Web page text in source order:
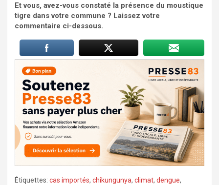
Et vous, avez-vous constaté la présence du moustique
tigre dans votre commune ? Laissez votre
commentaire ci-dessous.
Étiquettes: cas importés, chikungunya, climat, dengue,